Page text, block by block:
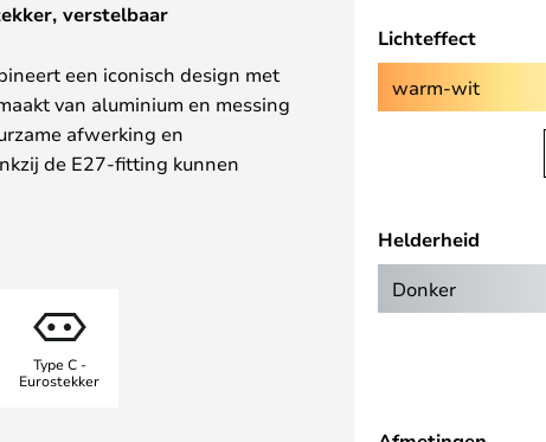
verstelbaar
een iconisch design met
van aluminium en messing
afwerking en
de E27-fitting kunnen
gebruikt. De geïntegreerde
aanpassing in hoogte
gericht kan worden gericht.
ontwerper George
Type C -
Eurostekker
Lichteffect
warm-wit
Helderheid
Donker